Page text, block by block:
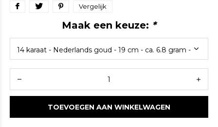
Vergelijk
Maak een keuze: *
TOEVOEGEN AAN WINKELWAGEN